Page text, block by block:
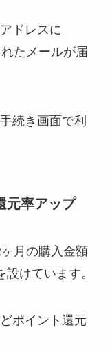
ドレスに
たメールが届
続き画面で利
元率アップ
月の購入金額
設けています。
ポイント還元